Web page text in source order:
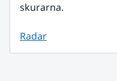
skurarna.
Radar